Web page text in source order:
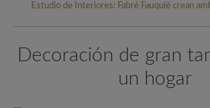
Estudio de Interiores: Fabré Fauquié crean
Decoración de gran
un hogar